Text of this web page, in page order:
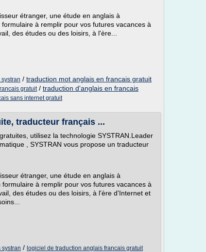
étranger, une étude en anglais à
à remplir pour vos futures vacances à
des études ou des loisirs, à l'ère...
/ traduction mot anglais en francais gratuit
gratuit/ traduction d'anglais en francais
sans internet gratuit
traducteur français ...
utilisez la technologie SYSTRAN.Leader
, SYSTRAN vous propose un traducteur
étranger, une étude en anglais à
à remplir pour vos futures vacances à
des études ou des loisirs, à l'ère d'Internet et
/ logiciel de traduction anglais francais gratuit